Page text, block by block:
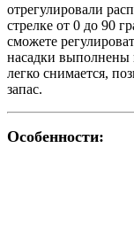
отрегулировали
стрелке от 0 до 90
сможете
насадки выполнены
легко снимается,
запас.
Особенности: